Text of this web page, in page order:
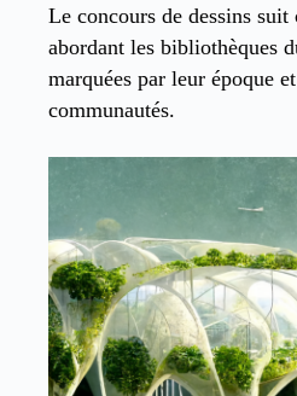
Le concours de dessins
abordant les bibliothèques
marquées par leur époque
communautés.